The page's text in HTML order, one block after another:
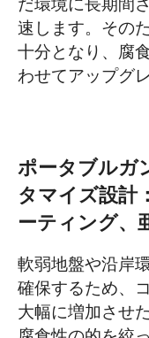
速します。その
十分となり、腐
わせてアップグ
ポータブルガ
タマイズ設計
ーティング、
軟弱地盤や沿岸
確保するため、
大幅に増加させ